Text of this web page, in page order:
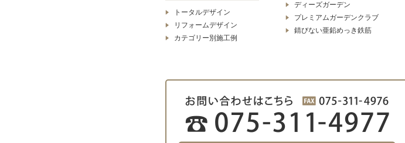
トータルデザイン
リフォームデザイン
カテゴリー別施工例
ディーズガーデン
プレミアムガーデンクラブ
錆びない亜鉛めっき鉄筋